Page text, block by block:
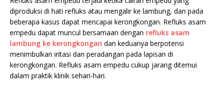
diproduksi di hati refluks atau mengalir ke lambung, dan pada
beberapa kasus dapat mencapai kerongkongan. Refluks asam
empedu dapat muncul bersamaan dengan refluks asam
lambung ke kerongkongan dan keduanya berpotensi
menimbulkan iritasi dan peradangan pada lapisan di
kerongkongan. Refluks asam empedu cukup jarang ditemui
dalam praktik klinik sehari-hari.